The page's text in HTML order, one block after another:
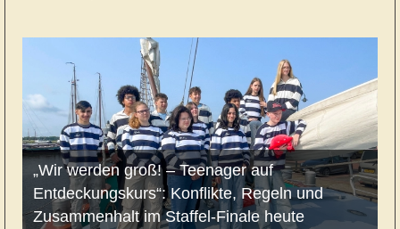
„Wir werden groß! – Teenager auf
Entdeckungskurs“: Konflikte, Regeln und
Zusammenhalt im Staffel-Finale heute